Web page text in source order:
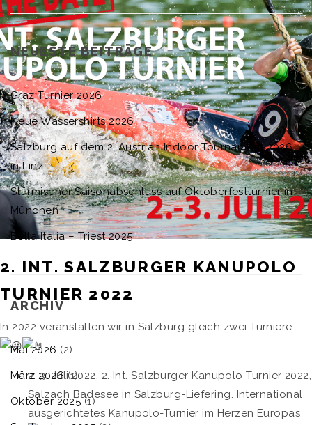
2. INT. SALZBURGER KANUPOLO
TURNIER 2022
In 2022 veranstalten wir in Salzburg gleich zwei Turniere
2.-3. Juli 2022, 2. Int. Salzburger Kanupolo Turnier 2022,
Salzach Badesee in Salzburg-Liefering. International
ausgerichtetes Kanupolo-Turnier im Herzen Europas
NEUESTE BEITRÄGE
Graz Turnier 2026
Neue Wassershirts 2026
Salzburg auf dem 2. Austrian Indoor Tournament 2026
in Linz
Stürmischer Saisonabschluss auf Oktoberfestturnier in
München
Bella Italia – Triest 2025
ARCHIV
Mai 2026 (2)
März 2026(1)
Oktober 2025(1)